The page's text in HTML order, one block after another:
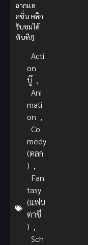
ฉากแอ
คชั่น คลิก
รับชมได้
ทันที!]
Acti
on
บู๊ ,
Ani
mati
on ,
Co
medy
(ตลก
) ,
Fan
tasy
(แฟน
ตาซี
) ,
Sch